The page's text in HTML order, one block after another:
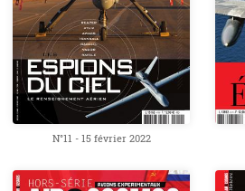
N°11 - 15 février 2022